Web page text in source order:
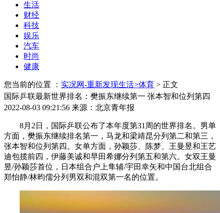
生活
财经
科技
娱乐
汽车
时尚
健康
您当前的位置 ： 实况网-重新发现生活>体育 > 正文
国际乒联最新世界排名：樊振东继续第一 张本智和位列第四
2022-08-03 09:21:56 来源：北京青年报
8月2日，国际乒联公布了本年度第31周的世界排名。男单
方面，樊振东继续排名第一，马龙和梁靖昆分列第二和第三，
张本智和位列第四。女单方面，孙颖莎、陈梦、王曼昱和王艺
迪包揽前四，伊藤美诚和早田希娜分列第五和第六。女双王曼
昱/孙颖莎首位，日本组合户上隼辅/宇田幸矢和中国台北组合
郑怡静/林昀儒分列男双和混双第一名的位置。